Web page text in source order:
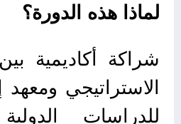
لماذا هذه الدورة؟
شراكة أكاديمية
الاستراتيجي ومعهد
للدراسات